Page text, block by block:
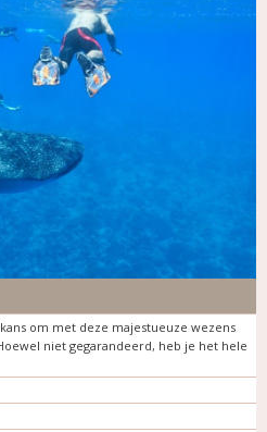
om met deze majestueuze wezens
niet gegarandeerd, heb je het hele